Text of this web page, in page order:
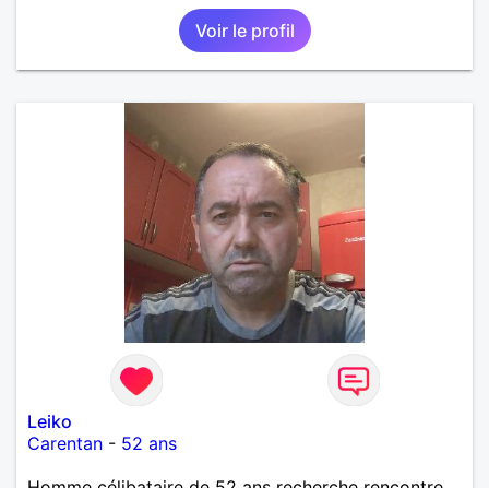
Voir le profil
Leiko
Carentan - 52 ans